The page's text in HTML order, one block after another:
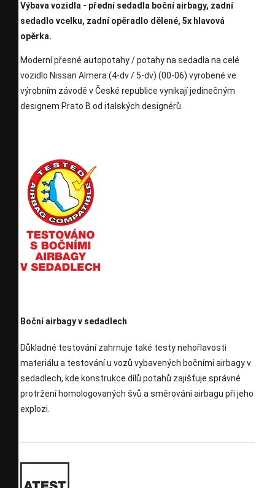
Výbava vozidla - přední sedadla boční airbagy, zadní
sedadlo vcelku, zadní opěradlo dělené, 5x hlavová
opěrka.
Moderní přesné autopotahy / potahy na sedadla na celé
vozidlo Nissan Almera (4-dv / 5-dv) (00-06) vyrobené ve
výrobním závodě v České republice vynikají jedinečným
designem Prato B od italských designérů.
Boční airbagy v sedadlech
Důkladné testování zahrnuje také testy nehořlavosti
materiálu a testování u vozů vybavených bočními airbagy v
sedadlech, kde konstrukce dílů potahů zajišťuje správné
protržení homologovaných švů a směrování airbagu při jeho
explozi.